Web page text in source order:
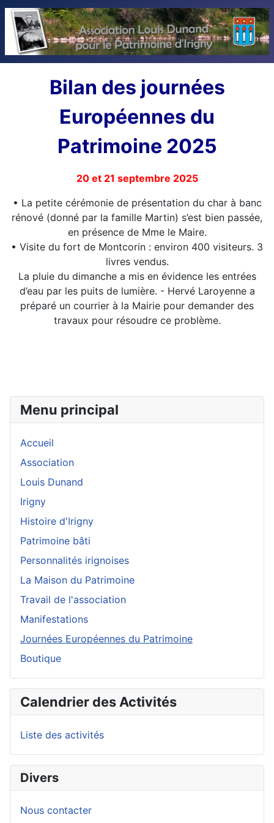
Menu principal
Accueil
Association
Louis Dunand
Irigny
Histoire d'Irigny
Patrimoine bâti
Personnalités irignoises
La Maison du Patrimoine
Travail de l'association
Manifestations
Journées Européennes du Patrimoine
Boutique
Calendrier des Activités
Liste des activités
Divers
Nous contacter
Bilan des journées
Européennes du
Patrimoine 2025
20 et 21 septembre 2025
• La petite cérémonie de présentation du char à banc
rénové (donné par la famille Martin) s’est bien passée,
en présence de Mme le Maire.
• Visite du fort de Montcorin : environ 400 visiteurs. 3
livres vendus.
La pluie du dimanche a mis en évidence les entrées
d’eau par les puits de lumière. - Hervé Laroyenne a
préparé un courrier à la Mairie pour demander des
travaux pour résoudre ce problème.